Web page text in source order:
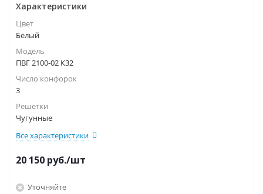
Характеристики
Цвет
Белый
Модель
ПВГ 2100-02 К32
Число конфорок
3
Решетки
Чугунные
Все характеристики
20 150 руб./шт
Уточняйте